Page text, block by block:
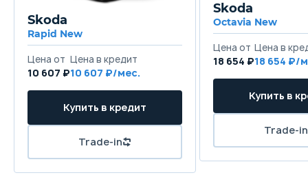
Skoda
Rapid New
Цена от
10 607 ₽
Цена в кредит
10 607 ₽/мес.
Купить в кредит
Trade-in
Skoda
Octavia New
Цена от
18 654 ₽
Цена в
18 654 ₽/
Купить в
Trade-in